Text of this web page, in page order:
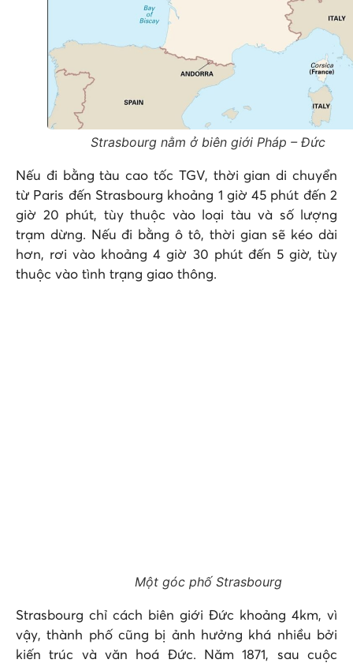
Strasbourg nằm ở biên giới Pháp – Đức
Nếu đi bằng tàu cao tốc TGV, thời gian di chuyển
từ Paris đến Strasbourg khoảng 1 giờ 45 phút đến 2
giờ 20 phút, tùy thuộc vào loại tàu và số lượng
trạm dừng. Nếu đi bằng ô tô, thời gian sẽ kéo dài
hơn, rơi vào khoảng 4 giờ 30 phút đến 5 giờ, tùy
thuộc vào tình trạng giao thông.
Một góc phố Strasbourg
Strasbourg chỉ cách biên giới Đức khoảng 4km, vì
vậy, thành phố cũng bị ảnh hưởng khá nhiều bởi
kiến trúc và văn hoá Đức. Năm 1871, sau cuộc